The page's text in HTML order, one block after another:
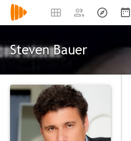
Steven Bauer